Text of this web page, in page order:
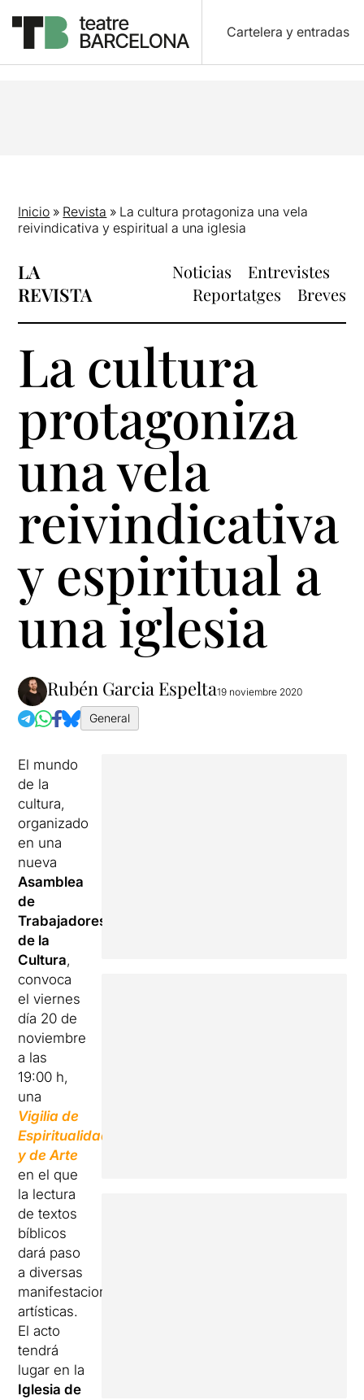
Cartelera y entradas
Inicio » Revista » La cultura protagoniza una vela
reivindicativa y espiritual a una iglesia
LA
REVISTA
Noticias
Entrevistes
Reportatges
Breves
La cultura
protagoniza
una vela
reivindicativa
y espiritual a
una iglesia
Rubén Garcia Espelta19 noviembre 2020
General
El mundo
de la
cultura,
organizado
en una
nueva
Asamblea
de
Trabajadores
de la
Cultura,
convoca
el viernes
día 20 de
noviembre
a las
19:00 h,
una
Vigilia de
Espiritualidad
y de Arte
en el que
la lectura
de textos
bíblicos
dará paso
a diversas
manifestaciones
artísticas.
El acto
tendrá
lugar en la
Iglesia de